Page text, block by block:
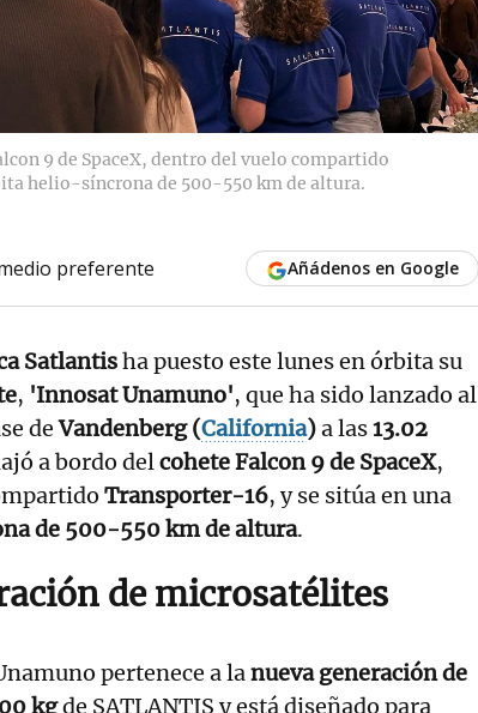
9 de SpaceX, dentro del vuelo compartido
helio-síncrona de 500-550 km de altura.
preferente Añádenos en Google
Satlantisha puesto este lunes en órbita su
, 'Innosat Unamuno', que ha sido lanzado al
deVandenberg (California)a las13.02
a bordo delcohete Falcon 9 de SpaceX,
Transporter-16, y se sitúa en una
de 500-550 km de altura.
de microsatélites
pertenece a lanueva generación de
kgde SATLANTIS y está diseñado para